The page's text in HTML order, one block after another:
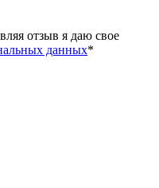
отзыв я даю свое
данных*